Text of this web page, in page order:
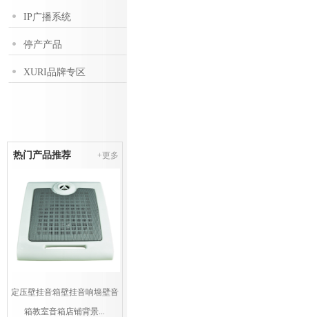
IP广播系统
停产产品
XURI品牌专区
热门产品推荐 +更多
定压壁挂音箱壁挂音响墙壁音
箱教室音箱店铺背景...